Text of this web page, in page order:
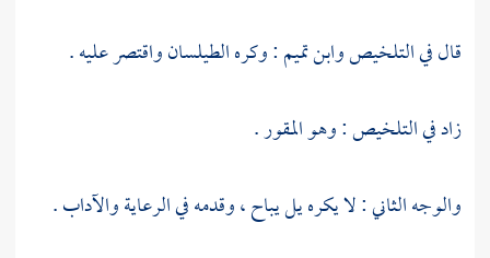
قال في التلخيصوابن تميم: وكره الطيلسان واقتصر عليه .
زاد في التلخيص : وهو المقور .
والوجه الثاني : لا يكره يل يباح ، وقدمه في الرعاية والآداب .